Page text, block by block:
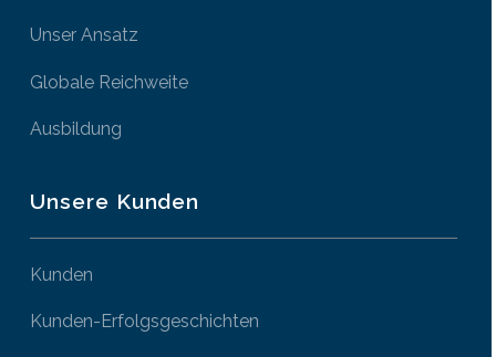
Unser Ansatz
Globale Reichweite
Ausbildung
Unsere Kunden
Kunden
Kunden-Erfolgsgeschichten